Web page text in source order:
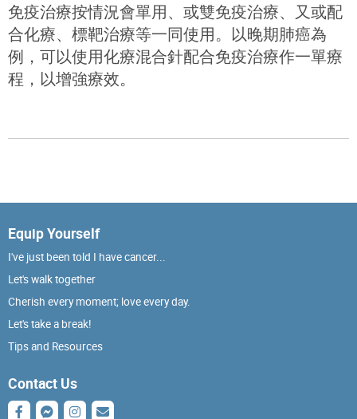
免疫治療按情況會單用、或雙免疫治療、又或配
合化療、標靶治療等一同使用。以晚期肺癌為
例，可以使用化療混合針配合免疫治療作一單療
程，以增強療效。
Equip Yourself
I've just been told I have cancer...
Let's walk together
Cherish every moment; love every day.
Let's take a break!
Tips and Resources
Contact Us